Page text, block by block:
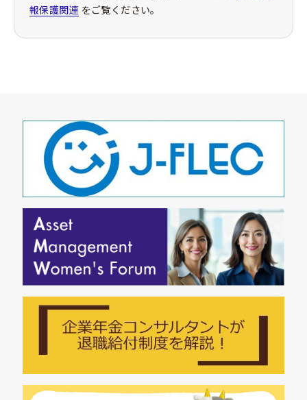
報保護関連 をご覧ください。